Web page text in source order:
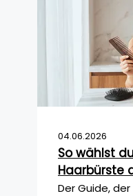
04.06.2026
So wählst
Haarbürste
Der Guide,